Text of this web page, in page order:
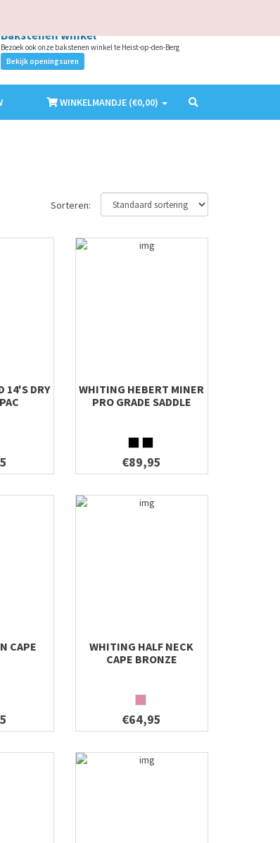
Bakstenen winkel
Bezoek ook onze bakstenen winkel te Heist-op-den-Berg
Bekijk openingsuren
WINKELMANDJE (€0,00)
Sorteren:
14'S DRY
WHITING HEBERT MINER
PRO GRADE SADDLE
€89,95
CAPE
WHITING HALF NECK
CAPE BRONZE
€64,95